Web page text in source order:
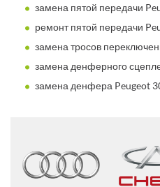
замена пятой передачи
ремонт пятой передачи
замена тросов
замена денферного
замена денфера Peugeot